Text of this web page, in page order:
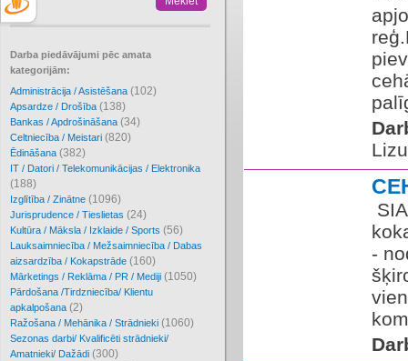
Darba piedāvājumi pēc amata
kategorijām:
Administrācija / Asistēšana (102)
Apsardze / Drošība (138)
Bankas / Apdrošināšana (34)
Celtniecība / Meistari (820)
Ēdināšana (382)
IT / Datori / Telekomunikācijas / Elektronika
(188)
Izglītība / Zinātne (1096)
Jurisprudence / Tieslietas (24)
Kultūra / Māksla / Izklaide / Sports (56)
Lauksaimniecība / Mežsaimniecība / Dabas
aizsardzība / Kokapstrāde (160)
Mārketings / Reklāma / PR / Mediji (1050)
Pārdošana /Tirdzniecība/ Klientu
apkalpošana (2)
Ražošana / Mehānika / Strādnieki (1060)
Sezonas darbi/ Kvalificēti strādnieki/
Amatnieki/ Dažādi (300)
-